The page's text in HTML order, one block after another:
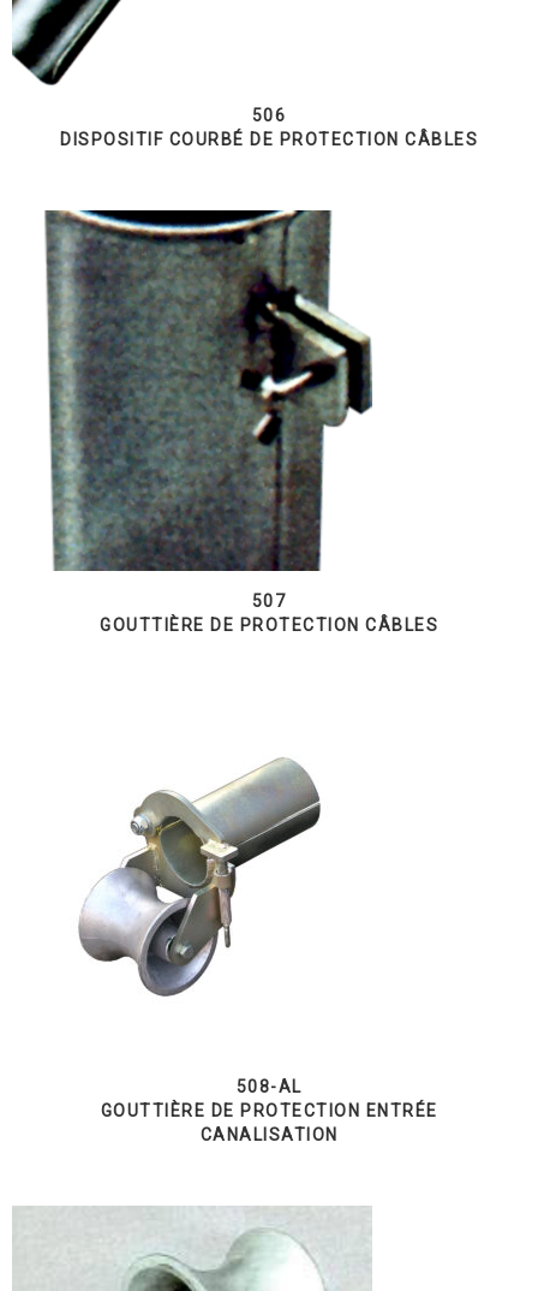
506
DISPOSITIF COURBÉ DE PROTECTION CÂBLES
507
GOUTTIÈRE DE PROTECTION CÂBLES
508-AL
GOUTTIÈRE DE PROTECTION ENTRÉE
CANALISATION